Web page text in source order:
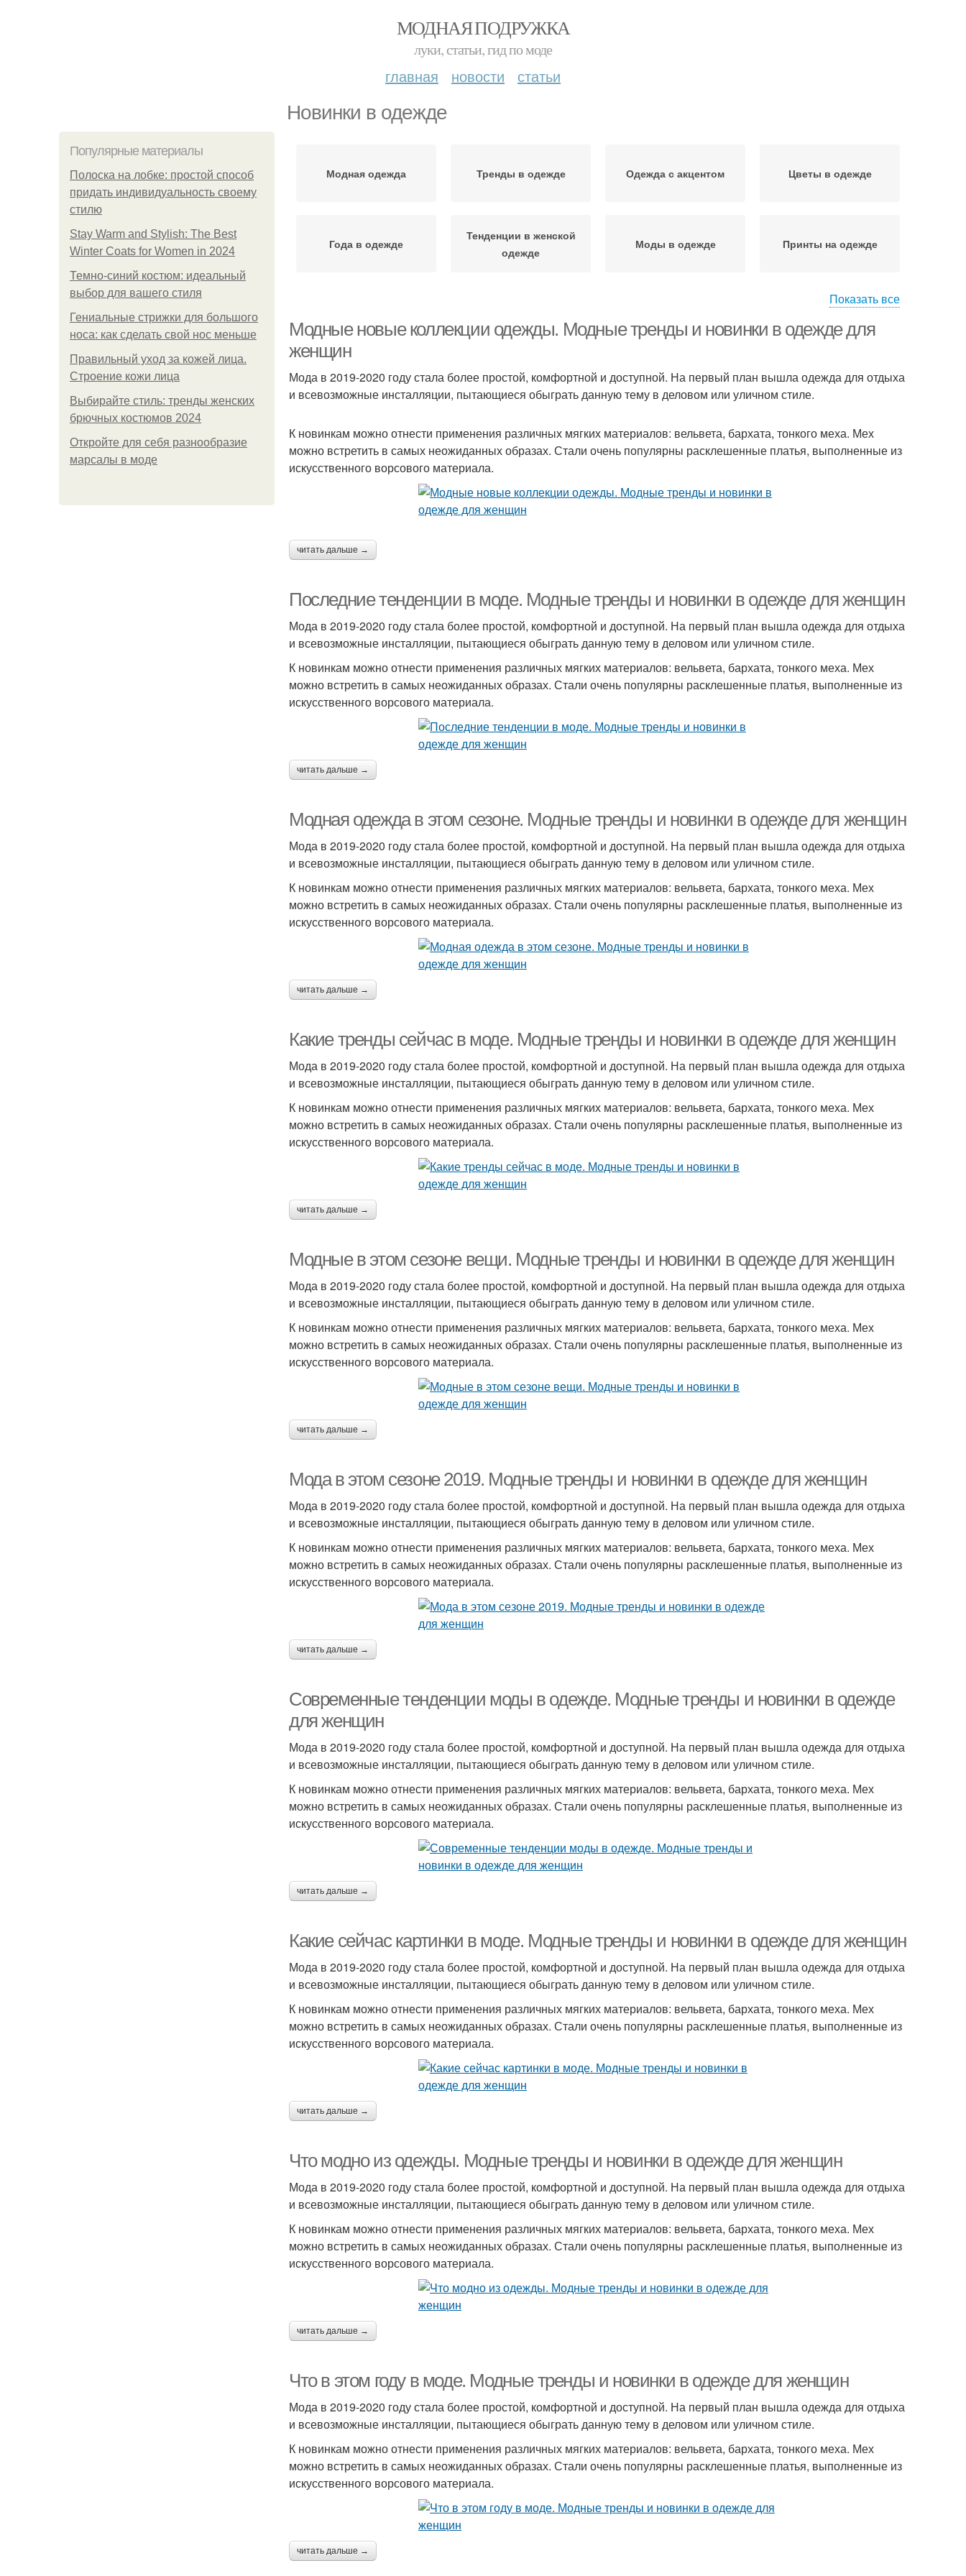
МОДНАЯ ПОДРУЖКА
луки, статьи, гид по моде
главная новости статьи
Новинки в одежде
Популярные материалы
Полоска на лобке: простой способ
придать индивидуальность своему
стилю
Stay Warm and Stylish: The Best
Winter Coats for Women in 2024
Темно-синий костюм: идеальный
выбор для вашего стиля
Гениальные стрижки для большого
носа: как сделать свой нос меньше
Правильный уход за кожей лица.
Строение кожи лица
Выбирайте стиль: тренды женских
брючных костюмов 2024
Откройте для себя разнообразие
марсалы в моде
Модная одежда Тренды в одежде Одежда с акцентом Цветы в одежде
Года в одежде
Тенденции в женской
одежде
Моды в одежде Принты на одежде
Показать все
Модные новые коллекции одежды. Модные тренды и новинки в одежде для
женщин
Мода в 2019-2020 году стала более простой, комфортной и доступной. На первый план вышла одежда для отдыха
и всевозможные инсталляции, пытающиеся обыграть данную тему в деловом или уличном стиле.
К новинкам можно отнести применения различных мягких материалов: вельвета, бархата, тонкого меха. Мех
можно встретить в самых неожиданных образах. Стали очень популярны расклешенные платья, выполненные из
искусственного ворсового материала.
читать дальше →
Последние тенденции в моде. Модные тренды и новинки в одежде для женщин
Мода в 2019-2020 году стала более простой, комфортной и доступной. На первый план вышла одежда для отдыха
и всевозможные инсталляции, пытающиеся обыграть данную тему в деловом или уличном стиле.
К новинкам можно отнести применения различных мягких материалов: вельвета, бархата, тонкого меха. Мех
можно встретить в самых неожиданных образах. Стали очень популярны расклешенные платья, выполненные из
искусственного ворсового материала.
читать дальше →
Модная одежда в этом сезоне. Модные тренды и новинки в одежде для женщин
Мода в 2019-2020 году стала более простой, комфортной и доступной. На первый план вышла одежда для отдыха
и всевозможные инсталляции, пытающиеся обыграть данную тему в деловом или уличном стиле.
К новинкам можно отнести применения различных мягких материалов: вельвета, бархата, тонкого меха. Мех
можно встретить в самых неожиданных образах. Стали очень популярны расклешенные платья, выполненные из
искусственного ворсового материала.
читать дальше →
Какие тренды сейчас в моде. Модные тренды и новинки в одежде для женщин
Мода в 2019-2020 году стала более простой, комфортной и доступной. На первый план вышла одежда для отдыха
и всевозможные инсталляции, пытающиеся обыграть данную тему в деловом или уличном стиле.
К новинкам можно отнести применения различных мягких материалов: вельвета, бархата, тонкого меха. Мех
можно встретить в самых неожиданных образах. Стали очень популярны расклешенные платья, выполненные из
искусственного ворсового материала.
читать дальше →
Модные в этом сезоне вещи. Модные тренды и новинки в одежде для женщин
Мода в 2019-2020 году стала более простой, комфортной и доступной. На первый план вышла одежда для отдыха
и всевозможные инсталляции, пытающиеся обыграть данную тему в деловом или уличном стиле.
К новинкам можно отнести применения различных мягких материалов: вельвета, бархата, тонкого меха. Мех
можно встретить в самых неожиданных образах. Стали очень популярны расклешенные платья, выполненные из
искусственного ворсового материала.
читать дальше →
Мода в этом сезоне 2019. Модные тренды и новинки в одежде для женщин
Мода в 2019-2020 году стала более простой, комфортной и доступной. На первый план вышла одежда для отдыха
и всевозможные инсталляции, пытающиеся обыграть данную тему в деловом или уличном стиле.
К новинкам можно отнести применения различных мягких материалов: вельвета, бархата, тонкого меха. Мех
можно встретить в самых неожиданных образах. Стали очень популярны расклешенные платья, выполненные из
искусственного ворсового материала.
читать дальше →
Современные тенденции моды в одежде. Модные тренды и новинки в одежде
для женщин
Мода в 2019-2020 году стала более простой, комфортной и доступной. На первый план вышла одежда для отдыха
и всевозможные инсталляции, пытающиеся обыграть данную тему в деловом или уличном стиле.
К новинкам можно отнести применения различных мягких материалов: вельвета, бархата, тонкого меха. Мех
можно встретить в самых неожиданных образах. Стали очень популярны расклешенные платья, выполненные из
искусственного ворсового материала.
читать дальше →
Какие сейчас картинки в моде. Модные тренды и новинки в одежде для женщин
Мода в 2019-2020 году стала более простой, комфортной и доступной. На первый план вышла одежда для отдыха
и всевозможные инсталляции, пытающиеся обыграть данную тему в деловом или уличном стиле.
К новинкам можно отнести применения различных мягких материалов: вельвета, бархата, тонкого меха. Мех
можно встретить в самых неожиданных образах. Стали очень популярны расклешенные платья, выполненные из
искусственного ворсового материала.
читать дальше →
Что модно из одежды. Модные тренды и новинки в одежде для женщин
Мода в 2019-2020 году стала более простой, комфортной и доступной. На первый план вышла одежда для отдыха
и всевозможные инсталляции, пытающиеся обыграть данную тему в деловом или уличном стиле.
К новинкам можно отнести применения различных мягких материалов: вельвета, бархата, тонкого меха. Мех
можно встретить в самых неожиданных образах. Стали очень популярны расклешенные платья, выполненные из
искусственного ворсового материала.
читать дальше →
Что в этом году в моде. Модные тренды и новинки в одежде для женщин
Мода в 2019-2020 году стала более простой, комфортной и доступной. На первый план вышла одежда для отдыха
и всевозможные инсталляции, пытающиеся обыграть данную тему в деловом или уличном стиле.
К новинкам можно отнести применения различных мягких материалов: вельвета, бархата, тонкого меха. Мех
можно встретить в самых неожиданных образах. Стали очень популярны расклешенные платья, выполненные из
искусственного ворсового материала.
читать дальше →